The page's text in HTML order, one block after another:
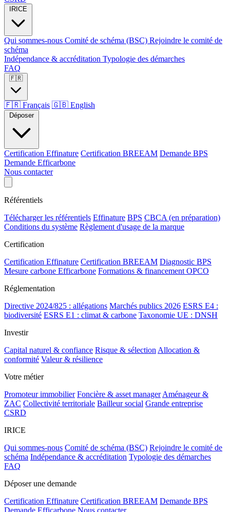
IRICE
Qui sommes-nous Comité de schéma (BSC) Rejoindre le comité de
schéma
Indépendance & accréditation Typologie des démarches
FAQ
🇫🇷
🇫🇷 Français 🇬🇧 English
Déposer
Certification Effinature Certification BREEAM Demande BPS
Demande Efficarbone
Nous contacter
Référentiels
Télécharger les référentiels Effinature BPS CBCA (en préparation)
Conditions du système Règlement d'usage de la marque
Certification
Certification Effinature Certification BREEAM Diagnostic BPS
Mesure carbone Efficarbone Formations & financement OPCO
Réglementation
Directive 2024/825 : allégations Marchés publics 2026 ESRS E4 :
biodiversité ESRS E1 : climat & carbone Taxonomie UE : DNSH
Investir
Capital naturel & confiance Risque & sélection Allocation &
conformité Valeur & résilience
Votre métier
Promoteur immobilier Foncière & asset manager Aménageur &
ZAC Collectivité territoriale Bailleur social Grande entreprise
CSRD
IRICE
Qui sommes-nous Comité de schéma (BSC) Rejoindre le comité de
schéma Indépendance & accréditation Typologie des démarches
FAQ
Déposer une demande
Certification Effinature Certification BREEAM Demande BPS
Demande Efficarbone Nous contacter